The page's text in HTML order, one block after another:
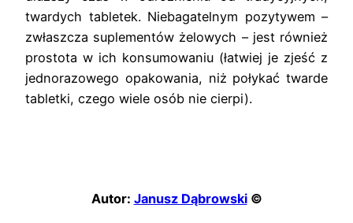
twardych tabletek. Niebagatelnym pozytywem –
zwłaszcza suplementów żelowych – jest również
prostota w ich konsumowaniu (łatwiej je zjeść z
jednorazowego opakowania, niż połykać twarde
tabletki, czego wiele osób nie cierpi).
Autor: Janusz Dąbrowski©